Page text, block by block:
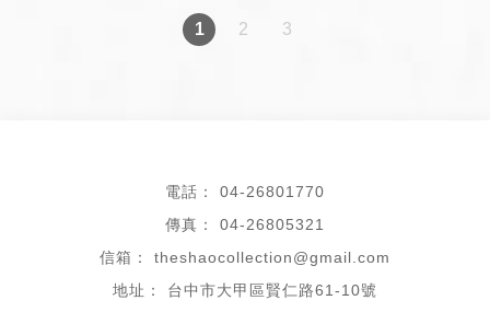
1 2 3
04-26801770
04-26805321
theshaocollection@gmail.com
台中市大甲區賢仁路61-10號